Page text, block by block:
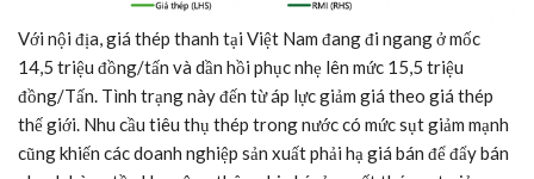
Với nội địa, giá thép thanh tại Việt Nam đang đi ngang ở mốc
14,5 triệu đồng/tấn và dần hồi phục nhẹ lên mức 15,5 triệu
đồng/Tấn. Tình trạng này đến từ áp lực giảm giá theo giá thép
thế giới. Nhu cầu tiêu thụ thép trong nước có mức sụt giảm mạnh
cũng khiến các doanh nghiệp sản xuất phải hạ giá bán để đẩy bán